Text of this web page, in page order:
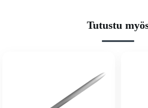
Tutustu